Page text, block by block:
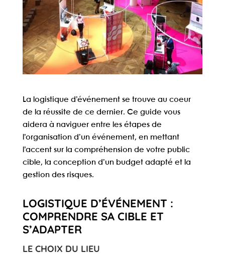
La logistique d’événement se trouve au coeur
de la réussite de ce dernier. Ce guide vous
aidera à naviguer entre les étapes de
l’organisation d’un événement, en mettant
l’accent sur la compréhension de votre public
cible, la conception d’un budget adapté et la
gestion des risques.
LOGISTIQUE D’ÉVÉNEMENT :
COMPRENDRE SA CIBLE ET
S’ADAPTER
LE CHOIX DU LIEU